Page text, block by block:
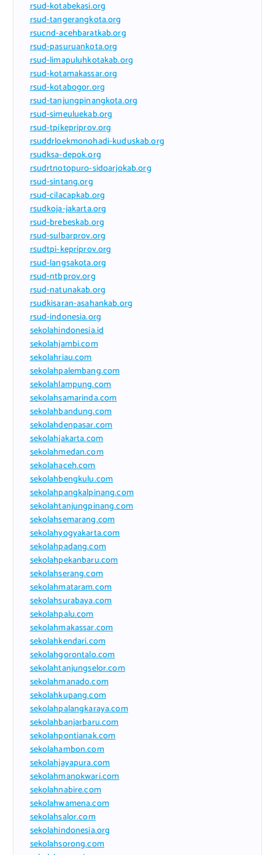
rsud-kotabekasi.org
rsud-tangerangkota.org
rsucnd-acehbaratkab.org
rsud-pasuruankota.org
rsud-limapuluhkotakab.org
rsud-kotamakassar.org
rsud-kotabogor.org
rsud-tanjungpinangkota.org
rsud-simeuluekab.org
rsud-tpikepriprov.org
rsuddrloekmonohadi-kuduskab.org
rsudksa-depok.org
rsudrtnotopuro-sidoarjokab.org
rsud-sintang.org
rsud-cilacapkab.org
rsudkoja-jakarta.org
rsud-brebeskab.org
rsud-sulbarprov.org
rsudtpi-kepriprov.org
rsud-langsakota.org
rsud-ntbprov.org
rsud-natunakab.org
rsudkisaran-asahankab.org
rsud-indonesia.org
sekolahindonesia.id
sekolahjambi.com
sekolahriau.com
sekolahpalembang.com
sekolahlampung.com
sekolahsamarinda.com
sekolahbandung.com
sekolahdenpasar.com
sekolahjakarta.com
sekolahmedan.com
sekolahaceh.com
sekolahbengkulu.com
sekolahpangkalpinang.com
sekolahtanjungpinang.com
sekolahsemarang.com
sekolahyogyakarta.com
sekolahpadang.com
sekolahpekanbaru.com
sekolahserang.com
sekolahmataram.com
sekolahsurabaya.com
sekolahpalu.com
sekolahmakassar.com
sekolahkendari.com
sekolahgorontalo.com
sekolahtanjungselor.com
sekolahmanado.com
sekolahkupang.com
sekolahpalangkaraya.com
sekolahbanjarbaru.com
sekolahpontianak.com
sekolahambon.com
sekolahjayapura.com
sekolahmanokwari.com
sekolahnabire.com
sekolahwamena.com
sekolahsalor.com
sekolahindonesia.org
sekolahsorong.com